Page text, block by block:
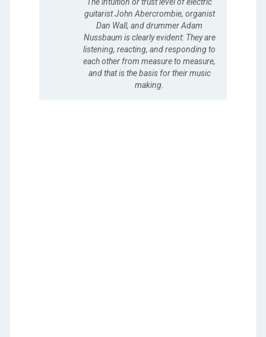
guitarist John Abercrombie, organist
Dan Wall, and drummer Adam
Nussbaum is clearly evident: They are
listening, reacting, and responding to
each other from measure to measure,
and that is the basis for their music
making.